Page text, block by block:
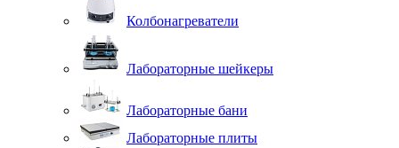
Колбонагреватели
Лабораторные шейкеры
Лабораторные бани
Лабораторные плиты